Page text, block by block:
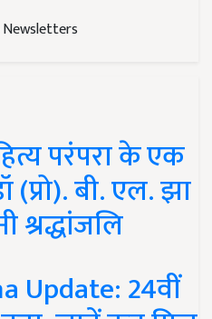
Newsletters
परंपरा के एक
बी. एल. झा
श्रद्धांजलि
Update: 24वीं